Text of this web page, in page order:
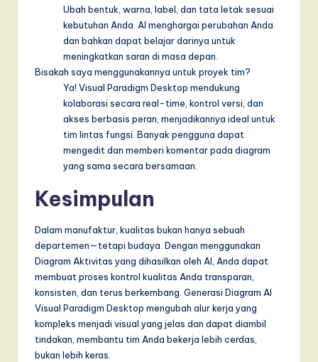
Ubah bentuk, warna, label, dan tata letak sesuai
kebutuhan Anda. AI menghargai perubahan Anda
dan bahkan dapat belajar darinya untuk
meningkatkan saran di masa depan.
Bisakah saya menggunakannya untuk proyek tim?
Ya! Visual Paradigm Desktop mendukung
kolaborasi secara real-time, kontrol versi, dan
akses berbasis peran, menjadikannya ideal untuk
tim lintas fungsi. Banyak pengguna dapat
mengedit dan memberi komentar pada diagram
yang sama secara bersamaan.
Kesimpulan
Dalam manufaktur, kualitas bukan hanya sebuah
departemen—tetapi budaya. Dengan menggunakan
Diagram Aktivitas yang dihasilkan oleh AI, Anda dapat
membuat proses kontrol kualitas Anda transparan,
konsisten, dan terus berkembang. Generasi Diagram AI
Visual Paradigm Desktop mengubah alur kerja yang
kompleks menjadi visual yang jelas dan dapat diambil
tindakan, membantu tim Anda bekerja lebih cerdas,
bukan lebih keras.